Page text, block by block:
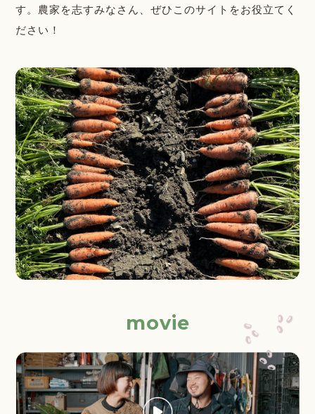
す。農家を志すみなさん、ぜひこのサイトをお役立てく
ださい！
movie